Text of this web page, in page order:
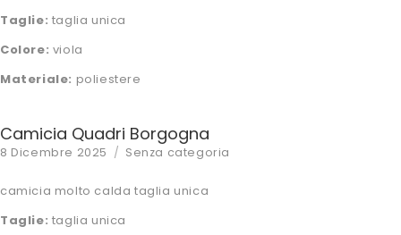
Taglie: taglia unica
Colore: viola
Materiale: poliestere
Camicia Quadri Borgogna
Posted
8 Dicembre 2025 Categories
Senza categoria
camicia molto calda taglia unica
Taglie: taglia unica